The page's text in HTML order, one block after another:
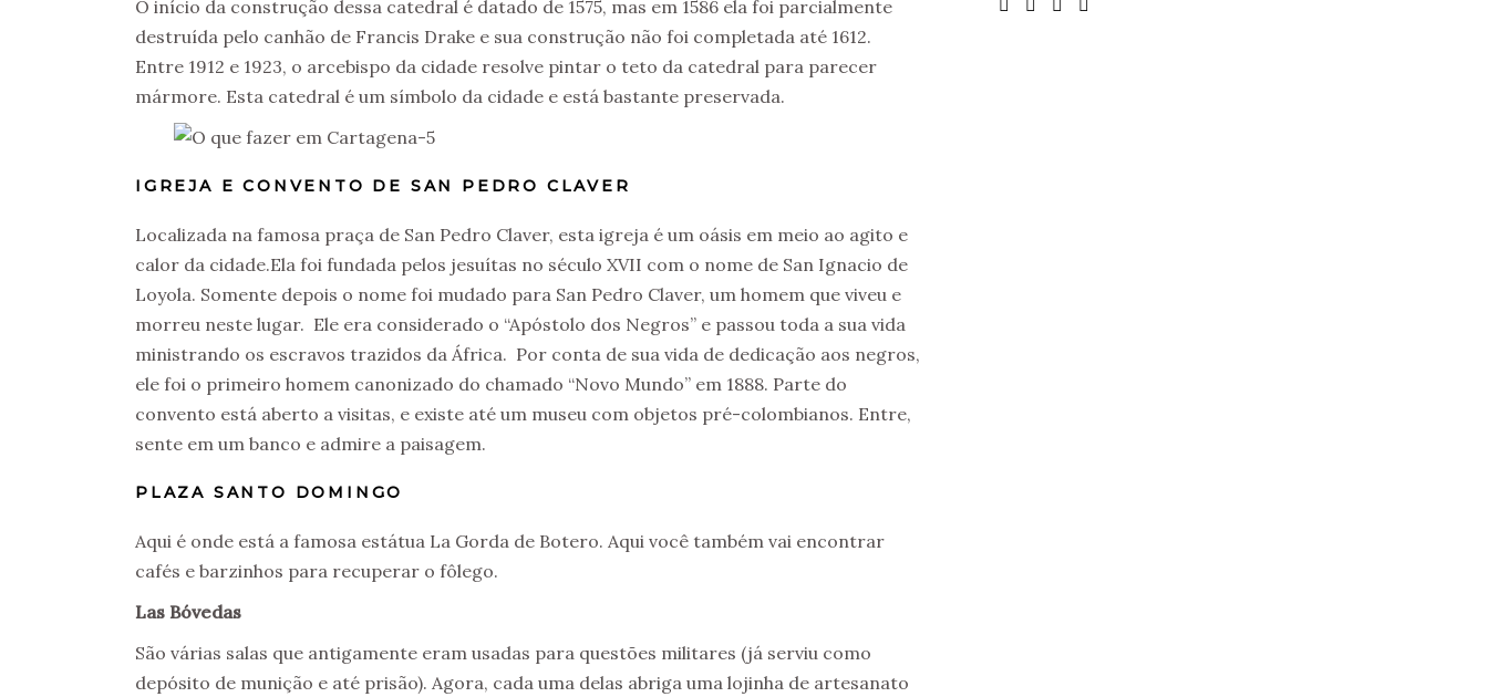
O início da construção dessa catedral é datado de 1575, mas em 1586 ela foi parcialmente
destruída pelo canhão de Francis Drake e sua construção não foi completada até 1612.
Entre 1912 e 1923, o arcebispo da cidade resolve pintar o teto da catedral para parecer
mármore. Esta catedral é um símbolo da cidade e está bastante preservada.
IGREJA E CONVENTO DE SAN PEDRO CLAVER
Localizada na famosa praça de San Pedro Claver, esta igreja é um oásis em meio ao agito e
calor da cidade.Ela foi fundada pelos jesuítas no século XVII com o nome de San Ignacio de
Loyola. Somente depois o nome foi mudado para San Pedro Claver, um homem que viveu e
morreu neste lugar. Ele era considerado o “Apóstolo dos Negros” e passou toda a sua vida
ministrando os escravos trazidos da África. Por conta de sua vida de dedicação aos negros,
ele foi o primeiro homem canonizado do chamado “Novo Mundo” em 1888. Parte do
convento está aberto a visitas, e existe até um museu com objetos pré-colombianos. Entre,
sente em um banco e admire a paisagem.
PLAZA SANTO DOMINGO
Aqui é onde está a famosa estátua La Gorda de Botero. Aqui você também vai encontrar
cafés e barzinhos para recuperar o fôlego.
Las Bóvedas
São várias salas que antigamente eram usadas para questões militares (já serviu como
depósito de munição e até prisão). Agora, cada uma delas abriga uma lojinha de artesanato